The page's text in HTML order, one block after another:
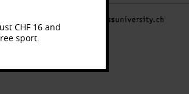
CHF 16 and
sport.